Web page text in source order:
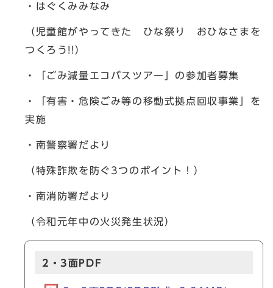
・はぐくみみなみ
（児童館がやってきた ひな祭り おひなさまを
つくろう!!）
・「ごみ減量エコバスツアー」の参加者募集
・「有害・危険ごみ等の移動式拠点回収事業」を
実施
・南警察署だより
（特殊詐欺を防ぐ3つのポイント！）
・南消防署だより
（令和元年中の火災発生状況）
2・3面PDF